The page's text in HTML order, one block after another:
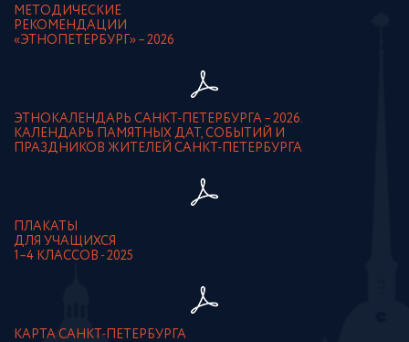
МЕТОДИЧЕСКИЕ
РЕКОМЕНДАЦИИ
«ЭТНОПЕТЕРБУРГ» – 2026
ЭТНОКАЛЕНДАРЬ САНКТ-ПЕТЕРБУРГА – 2026.
КАЛЕНДАРЬ ПАМЯТНЫХ ДАТ, СОБЫТИЙ И
ПРАЗДНИКОВ ЖИТЕЛЕЙ САНКТ-ПЕТЕРБУРГА
ПЛАКАТЫ
ДЛЯ УЧАЩИХСЯ
1–4 КЛАССОВ - 2025
КАРТА САНКТ-ПЕТЕРБУРГА